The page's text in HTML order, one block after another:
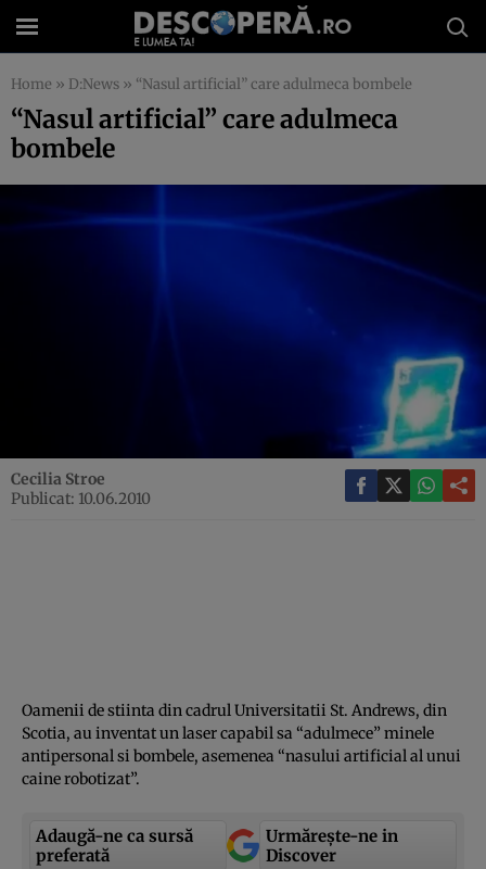
Home » D:News » “Nasul artificial” care adulmeca bombele
“Nasul artificial” care adulmeca
bombele
Cecilia Stroe
Publicat: 10.06.2010
Oamenii de stiinta din cadrul Universitatii St. Andrews, din
Scotia, au inventat un laser capabil sa “adulmece” minele
antipersonal si bombele, asemenea “nasului artificial al unui
caine robotizat”.
Adaugă-ne ca sursă
preferată
Urmărește-ne in
Discover